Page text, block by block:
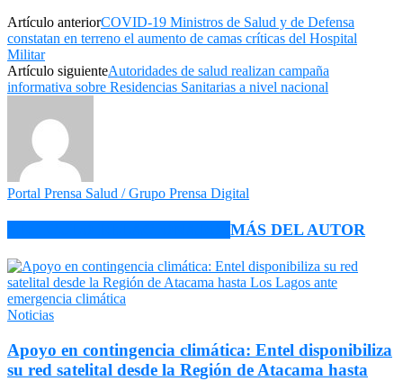
Artículo anteriorCOVID-19 Ministros de Salud y de Defensa
constatan en terreno el aumento de camas críticas del Hospital
Militar
Artículo siguienteAutoridades de salud realizan campaña
informativa sobre Residencias Sanitarias a nivel nacional
Portal Prensa Salud / Grupo Prensa Digital
MÁS DEL AUTOR
Noticias
Apoyo en contingencia climática: Entel disponibiliza
su red satelital desde la Región de Atacama hasta